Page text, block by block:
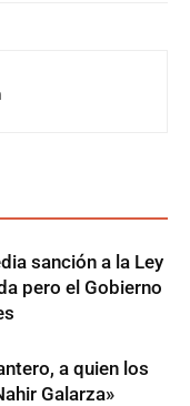
sanción a la Ley
pero el Gobierno
a quien los
Galarza»